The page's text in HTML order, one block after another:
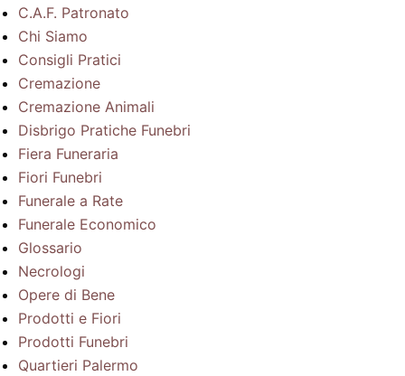
C.A.F. Patronato
Chi Siamo
Consigli Pratici
Cremazione
Cremazione Animali
Disbrigo Pratiche Funebri
Fiera Funeraria
Fiori Funebri
Funerale a Rate
Funerale Economico
Glossario
Necrologi
Opere di Bene
Prodotti e Fiori
Prodotti Funebri
Quartieri Palermo